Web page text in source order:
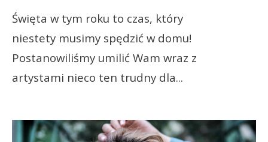
Święta w tym roku to czas, który
niestety musimy spędzić w domu!
Postanowiliśmy umilić Wam wraz z
artystami nieco ten trudny dla...